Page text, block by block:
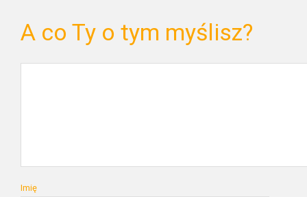
A co Ty o tym myślisz?
Imię